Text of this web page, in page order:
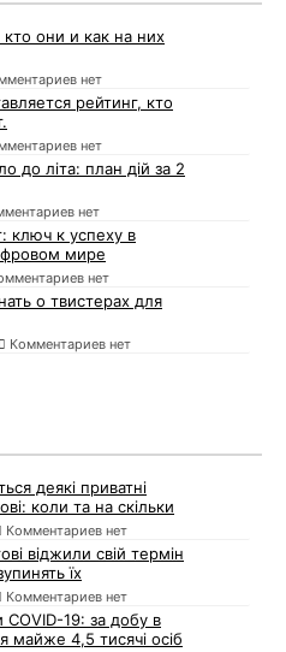
они и как на них
нет
рейтинг, кто
нет
до літа: план дій за 2
нет
ключ к успеху в
мире
нет
о твистерах для
Комментариев нет
деякі приватні
коли та на скільки
Комментариев нет
віджили свій термін
їх
Комментариев нет
COVID-19: за добу в
майже 4,5 тисячі осіб